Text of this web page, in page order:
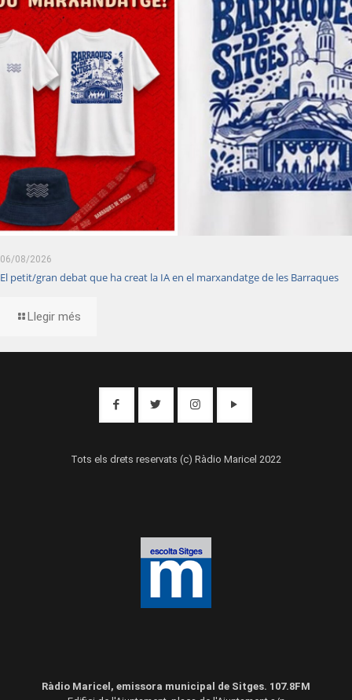
06/08/2026
El petit/gran debat que ha creat la IA en el marxandatge de les Barraques
Llegir més
Tots els drets reservats (c) Ràdio Maricel 2022
Ràdio Maricel, emissora municipal de Sitges. 107.8FM